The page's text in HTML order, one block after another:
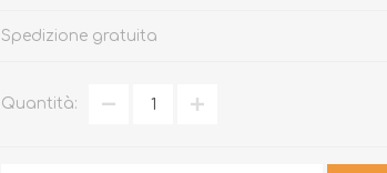
Spedizione gratuita
Quantità: